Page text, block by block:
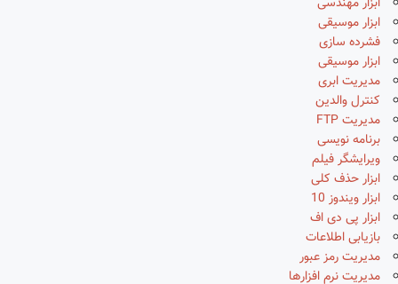
ابزار موسیقی
فشرده سازی
ابزار موسیقی
مدیریت ابری
کنترل والدین
مدیریت FTP
برنامه نویسی
ویرایشگر فیلم
ابزار حذف کلی
ابزار ویندوز 10
ابزار پی دی اف
بازیابی اطلاعات
مدیریت رمز عبور
مدیریت نرم افزارها